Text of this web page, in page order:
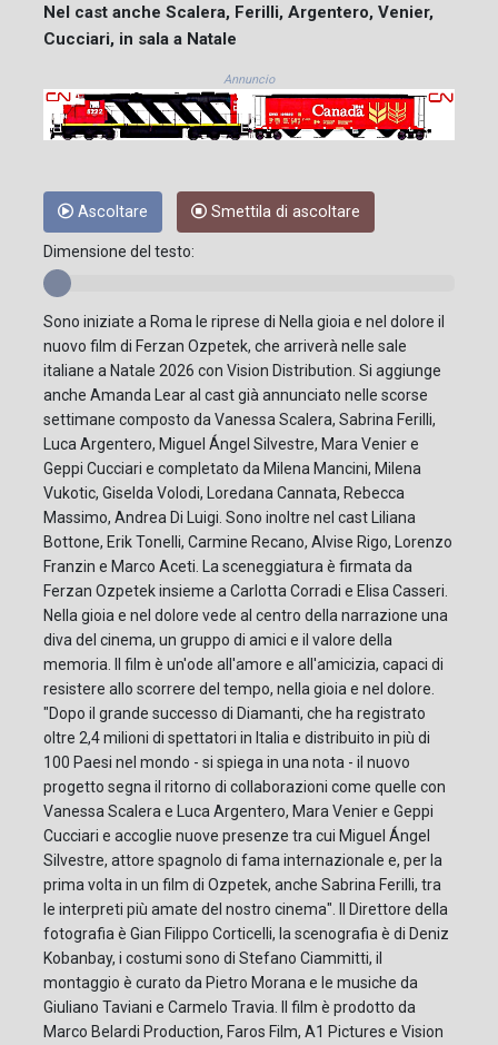
Nel cast anche Scalera, Ferilli, Argentero, Venier,
Cucciari, in sala a Natale
Annuncio
Ascoltare Smettila di ascoltare
Dimensione del testo:
Sono iniziate a Roma le riprese di Nella gioia e nel dolore il
nuovo film di Ferzan Ozpetek, che arriverà nelle sale
italiane a Natale 2026 con Vision Distribution. Si aggiunge
anche Amanda Lear al cast già annunciato nelle scorse
settimane composto da Vanessa Scalera, Sabrina Ferilli,
Luca Argentero, Miguel Ángel Silvestre, Mara Venier e
Geppi Cucciari e completato da Milena Mancini, Milena
Vukotic, Giselda Volodi, Loredana Cannata, Rebecca
Massimo, Andrea Di Luigi. Sono inoltre nel cast Liliana
Bottone, Erik Tonelli, Carmine Recano, Alvise Rigo, Lorenzo
Franzin e Marco Aceti. La sceneggiatura è firmata da
Ferzan Ozpetek insieme a Carlotta Corradi e Elisa Casseri.
Nella gioia e nel dolore vede al centro della narrazione una
diva del cinema, un gruppo di amici e il valore della
memoria. Il film è un'ode all'amore e all'amicizia, capaci di
resistere allo scorrere del tempo, nella gioia e nel dolore.
"Dopo il grande successo di Diamanti, che ha registrato
oltre 2,4 milioni di spettatori in Italia e distribuito in più di
100 Paesi nel mondo - si spiega in una nota - il nuovo
progetto segna il ritorno di collaborazioni come quelle con
Vanessa Scalera e Luca Argentero, Mara Venier e Geppi
Cucciari e accoglie nuove presenze tra cui Miguel Ángel
Silvestre, attore spagnolo di fama internazionale e, per la
prima volta in un film di Ozpetek, anche Sabrina Ferilli, tra
le interpreti più amate del nostro cinema". Il Direttore della
fotografia è Gian Filippo Corticelli, la scenografia è di Deniz
Kobanbay, i costumi sono di Stefano Ciammitti, il
montaggio è curato da Pietro Morana e le musiche da
Giuliano Taviani e Carmelo Travia. Il film è prodotto da
Marco Belardi Production, Faros Film, A1 Pictures e Vision